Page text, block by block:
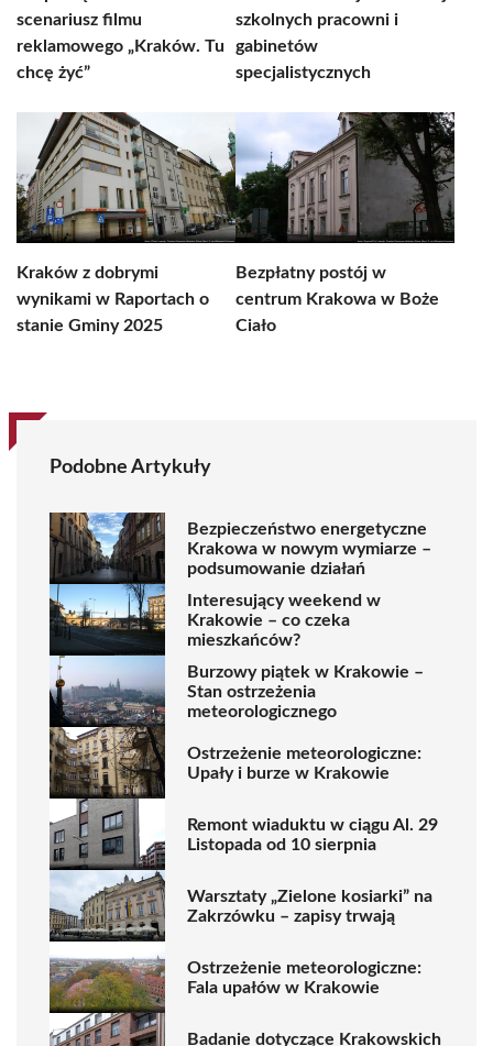
scenariusz filmu
reklamowego „Kraków. Tu
chcę żyć”
szkolnych pracowni i
gabinetów
specjalistycznych
Kraków z dobrymi
wynikami w Raportach o
stanie Gminy 2025
Bezpłatny postój w
centrum Krakowa w Boże
Ciało
Podobne Artykuły
Bezpieczeństwo energetyczne
Krakowa w nowym wymiarze –
podsumowanie działań
Interesujący weekend w
Krakowie – co czeka
mieszkańców?
Burzowy piątek w Krakowie –
Stan ostrzeżenia
meteorologicznego
Ostrzeżenie meteorologiczne:
Upały i burze w Krakowie
Remont wiaduktu w ciągu Al. 29
Listopada od 10 sierpnia
Warsztaty „Zielone kosiarki” na
Zakrzówku – zapisy trwają
Ostrzeżenie meteorologiczne:
Fala upałów w Krakowie
Badanie dotyczące Krakowskich